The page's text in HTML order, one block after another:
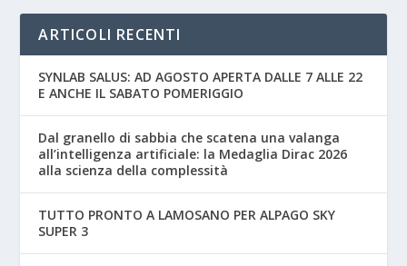
ARTICOLI RECENTI
SYNLAB SALUS: AD AGOSTO APERTA DALLE 7 ALLE 22
E ANCHE IL SABATO POMERIGGIO
Dal granello di sabbia che scatena una valanga
all’intelligenza artificiale: la Medaglia Dirac 2026
alla scienza della complessità
TUTTO PRONTO A LAMOSANO PER ALPAGO SKY
SUPER 3